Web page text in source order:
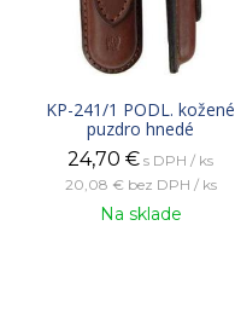
KP-241/1 PODL. kožené
puzdro hnedé
24,70 € s DPH / ks
20,08 € bez DPH / ks
Na sklade